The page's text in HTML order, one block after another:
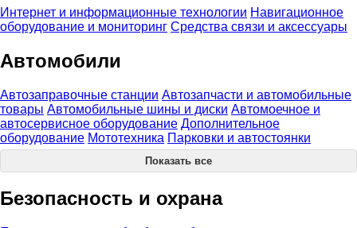
Интернет и информационные технологии Навигационное
оборудование и мониторинг Средства связи и аксессуары
Автомобили
Автозаправочные станции Автозапчасти и автомобильные
товары Автомобильные шины и диски Автомоечное и
автосервисное оборудование Дополнительное
оборудование Мототехника Парковки и автостоянки
Показать все
Безопасность и охрана